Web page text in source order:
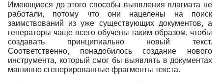
Имеющиеся до этого способы выявления плагиата не
работали, потому что они нацелены на поиск
заимствований из уже существующих документов, а
генераторы чаще всего обучены таким образом, чтобы
создавать принципиально новый текст.
Соответственно, понадобилось создание нового
инструмента, который смог бы выявлять в документах
машинно сгенерированные фрагменты текста.